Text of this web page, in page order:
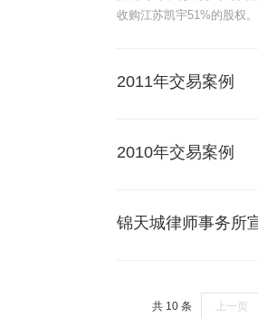
收购江苏凯宇51%的股权。
2011年交易案例
2010年交易案例
锦天城律师事务所
共 10 条 上一页